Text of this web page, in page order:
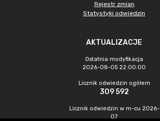
Rejestr zmian
Statystyki odwiedzin
AKTUALIZACJE
Ostatnia modyfikacja
2026-08-05 22:00:00
Licznik odwiedzin ogółem
309 592
Licznik odwiedzin w m-cu 2026-
07